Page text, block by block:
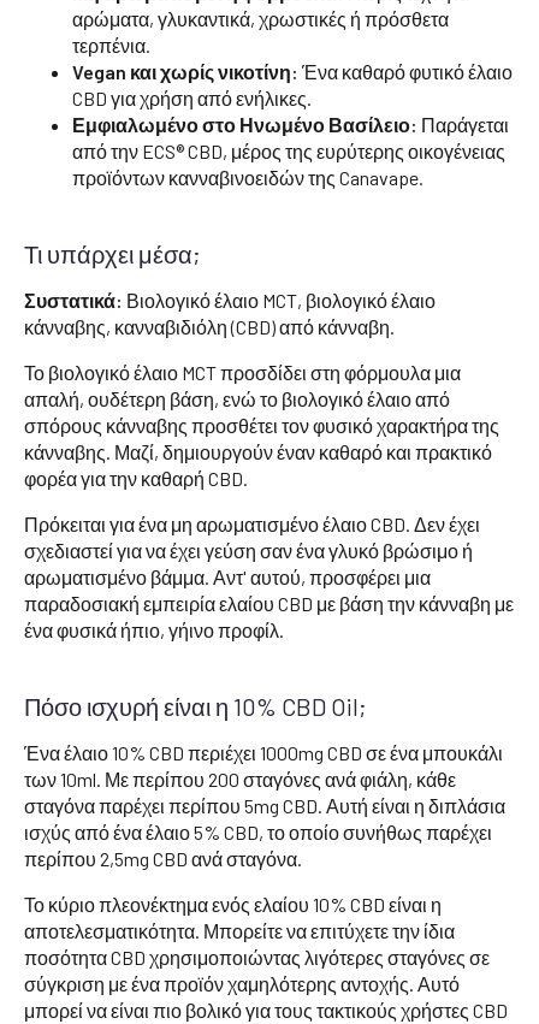
αρώματα, γλυκαντικά, χρωστικές ή πρόσθετα
τερπένια.
Vegan και χωρίς νικοτίνη: Ένα καθαρό φυτικό έλαιο
CBD για χρήση από ενήλικες.
Εμφιαλωμένο στο Ηνωμένο Βασίλειο: Παράγεται
από την ECS® CBD, μέρος της ευρύτερης οικογένειας
προϊόντων κανναβινοειδών της Canavape.
Τι υπάρχει μέσα;
Συστατικά: Βιολογικό έλαιο MCT, βιολογικό έλαιο
κάνναβης, κανναβιδιόλη (CBD) από κάνναβη.
Το βιολογικό έλαιο MCT προσδίδει στη φόρμουλα μια
απαλή, ουδέτερη βάση, ενώ το βιολογικό έλαιο από
σπόρους κάνναβης προσθέτει τον φυσικό χαρακτήρα της
κάνναβης. Μαζί, δημιουργούν έναν καθαρό και πρακτικό
φορέα για την καθαρή CBD.
Πρόκειται για ένα μη αρωματισμένο έλαιο CBD. Δεν έχει
σχεδιαστεί για να έχει γεύση σαν ένα γλυκό βρώσιμο ή
αρωματισμένο βάμμα. Αντ' αυτού, προσφέρει μια
παραδοσιακή εμπειρία ελαίου CBD με βάση την κάνναβη με
ένα φυσικά ήπιο, γήινο προφίλ.
Πόσο ισχυρή είναι η 10% CBD Oil;
Ένα έλαιο 10% CBD περιέχει 1000mg CBD σε ένα μπουκάλι
των 10ml. Με περίπου 200 σταγόνες ανά φιάλη, κάθε
σταγόνα παρέχει περίπου 5mg CBD. Αυτή είναι η διπλάσια
ισχύς από ένα έλαιο 5% CBD, το οποίο συνήθως παρέχει
περίπου 2,5mg CBD ανά σταγόνα.
Το κύριο πλεονέκτημα ενός ελαίου 10% CBD είναι η
αποτελεσματικότητα. Μπορείτε να επιτύχετε την ίδια
ποσότητα CBD χρησιμοποιώντας λιγότερες σταγόνες σε
σύγκριση με ένα προϊόν χαμηλότερης αντοχής. Αυτό
μπορεί να είναι πιο βολικό για τους τακτικούς χρήστες CBD